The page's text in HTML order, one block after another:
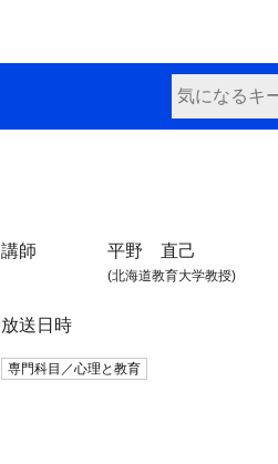
講師 平野 直己
(北海道教育大学教授)
放送日時
専門科目／心理と教育